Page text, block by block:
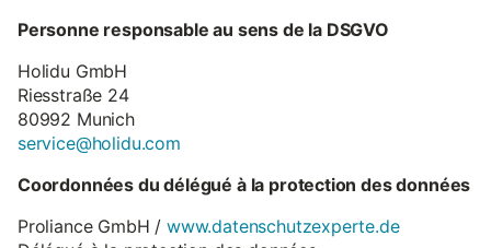
Personne responsable au sens de la DSGVO
Holidu GmbH
Riesstraße 24
80992 Munich
service@holidu.com
Coordonnées du délégué à la protection des données
Proliance GmbH /www.datenschutzexperte.de